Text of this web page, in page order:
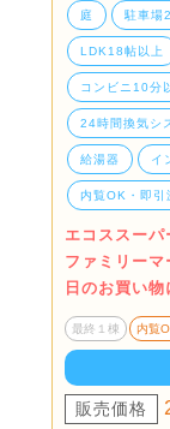
庭 駐車場
LDK18帖以上
コンビニ10分
24時間換気シ
給湯器 イ
内覧OK・即引
エコススー
ファミリー
日のお買い
最終１棟 内覧
販売価格